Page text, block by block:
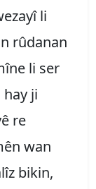
li
rûdanan
li ser
ji
re
wan
bikin,